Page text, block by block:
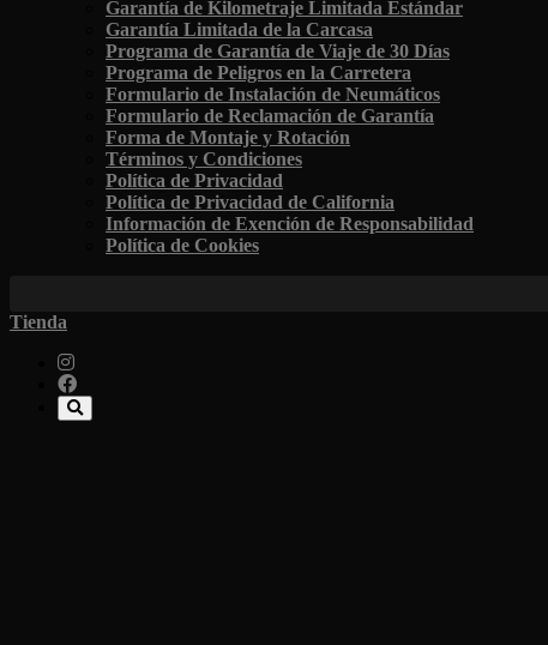
Garantía de Kilometraje Limitada Estándar
Garantía Limitada de la Carcasa
Programa de Garantía de Viaje de 30 Días
Programa de Peligros en la Carretera
Formulario de Instalación de Neumáticos
Formulario de Reclamación de Garantía
Forma de Montaje y Rotación
Términos y Condiciones
Política de Privacidad
Política de Privacidad de California
Información de Exención de Responsabilidad
Política de Cookies
Tienda